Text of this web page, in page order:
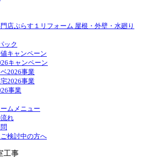
ニ
ュ
を
展
開
店ぷらす１リフォーム 屋根・外壁・水廻り
ック
キャンペーン
キャンペーン
2026事業
2026事業
事業
ムメニュー
れ
検討中の方へ
工事